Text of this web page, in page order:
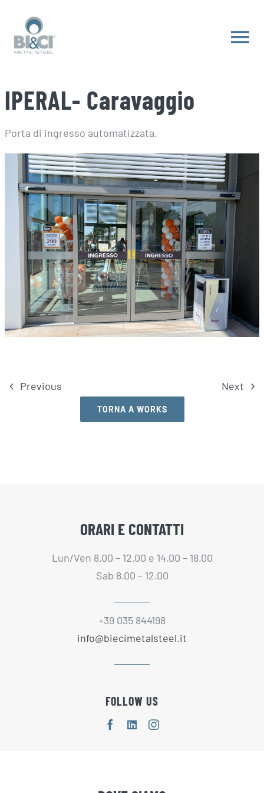
contenuto
WORKS
CONTATTI
IPERAL- Caravaggio
Porta di ingresso automatizzata.
Previous Next
TORNA A WORKS
ORARI E CONTATTI
Lun/Ven 8.00 – 12.00 e 14.00 – 18.00
Sab 8.00 – 12.00
+39 035 844198
info@biecimetalsteel.it
FOLLOW US